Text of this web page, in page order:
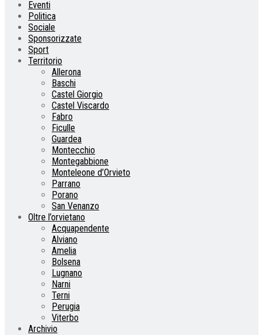
Eventi
Politica
Sociale
Sponsorizzate
Sport
Territorio
Allerona
Baschi
Castel Giorgio
Castel Viscardo
Fabro
Ficulle
Guardea
Montecchio
Montegabbione
Monteleone d’Orvieto
Parrano
Porano
San Venanzo
Oltre l’orvietano
Acquapendente
Alviano
Amelia
Bolsena
Lugnano
Narni
Terni
Perugia
Viterbo
Archivio